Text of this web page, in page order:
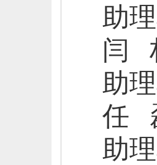
助
闫
助
任
助